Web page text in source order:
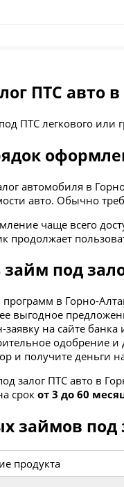
ПТС авто
ПТС легкового
автомобиля в
авто. Обычно
чаще всего
продолжает
под
программ в Горно-
выгодное
заявку на сайте
одобрение
и получите деньги
залог ПТС авто в
срокот 3 до 60
займов под
продукта